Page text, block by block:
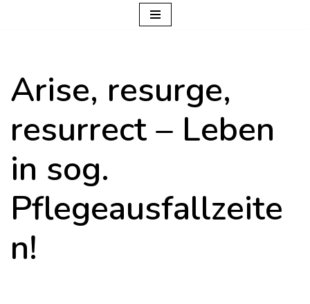
springen
Arise, resurge,
resurrect – Leben
in sog.
Pflegeausfallzeite
n!